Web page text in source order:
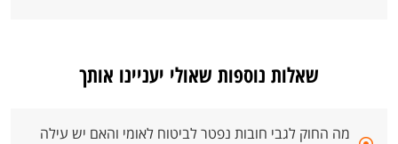
שאלות נוספות שאולי יעניינו אותך
מה החוק לגבי חובות נפטר לביטוח לאומי והאם יש עילה